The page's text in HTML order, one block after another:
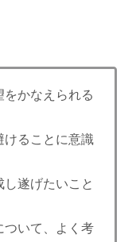
かなえられる
ることに意識
遂げたいこと
いて、よく考